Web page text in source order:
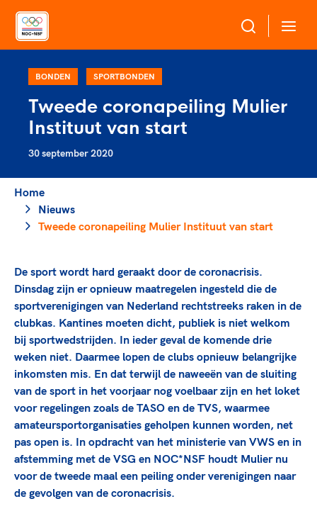
Over NOC*NSF
Sportagenda 2032
Algemene Vergadering
Merkbescherming NOC*NSF
Geven aan Sport
Sportonderzoek
Sportakkoord II
Game Changer
TeamNL kids
Olympische geschiedenis
Sportdeelname
Bonden en professionals in de sport
Beleidsmedewerkers
Clubbestuurders
Officials
Veilige en integere sport
Diversiteit en inclusie
Gezonde sportomgeving
Duurzaamheid
Bekwaam sportkader
Vitale clubs en bestuurlijk kader
Sportmatch
Clubacties
Topsport
Voor talentvolle sporters
Paralympische Talentdag
TeamNL Academie Kalender
Kennisaanbod TeamNL Experts
TeamNL Sport Science Centre
Olympische Spelen LA28
Paralympische Spelen LA28
Europese Spelen Istanbul 2027
Pers
BONDEN SPORTBONDEN
Tweede coronapeiling Mulier
Instituut van start
30 september 2020
Home
Nieuws
Tweede coronapeiling Mulier Instituut van start
De sport wordt hard geraakt door de coronacrisis.
Dinsdag zijn er opnieuw maatregelen ingesteld die de
sportverenigingen van Nederland rechtstreeks raken in de
clubkas. Kantines moeten dicht, publiek is niet welkom
bij sportwedstrijden. In ieder geval de komende drie
weken niet. Daarmee lopen de clubs opnieuw belangrijke
inkomsten mis. En dat terwijl de naweeën van de sluiting
van de sport in het voorjaar nog voelbaar zijn en het loket
voor regelingen zoals de TASO en de TVS, waarmee
amateursportorganisaties geholpen kunnen worden, net
pas open is. In opdracht van het ministerie van VWS en in
afstemming met de VSG en NOC*NSF houdt Mulier nu
voor de tweede maal een peiling onder verenigingen naar
de gevolgen van de coronacrisis.